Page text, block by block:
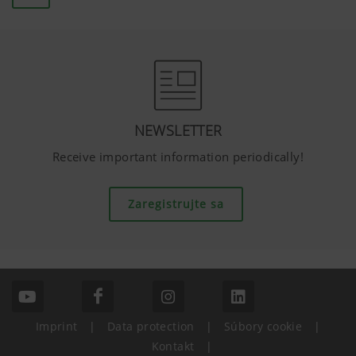
YouTube
NEWSLETTER
Receive important information periodically!
Zaregistrujte sa
Imprint | Data protection | Súbory cookie
|
Kontakt
|